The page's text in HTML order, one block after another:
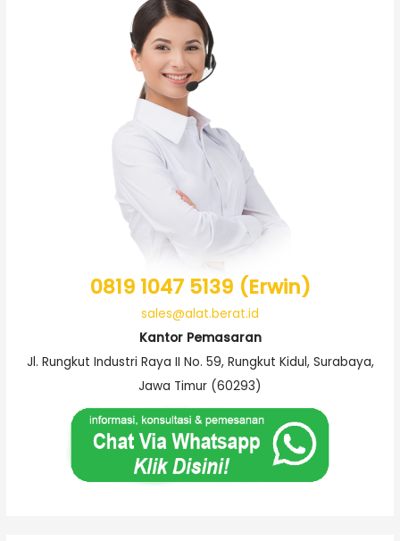
0819 1047 5139 (Erwin)
sales@alat.berat.id
Kantor Pemasaran
Jl. Rungkut Industri Raya II No. 59, Rungkut Kidul, Surabaya,
Jawa Timur (60293)